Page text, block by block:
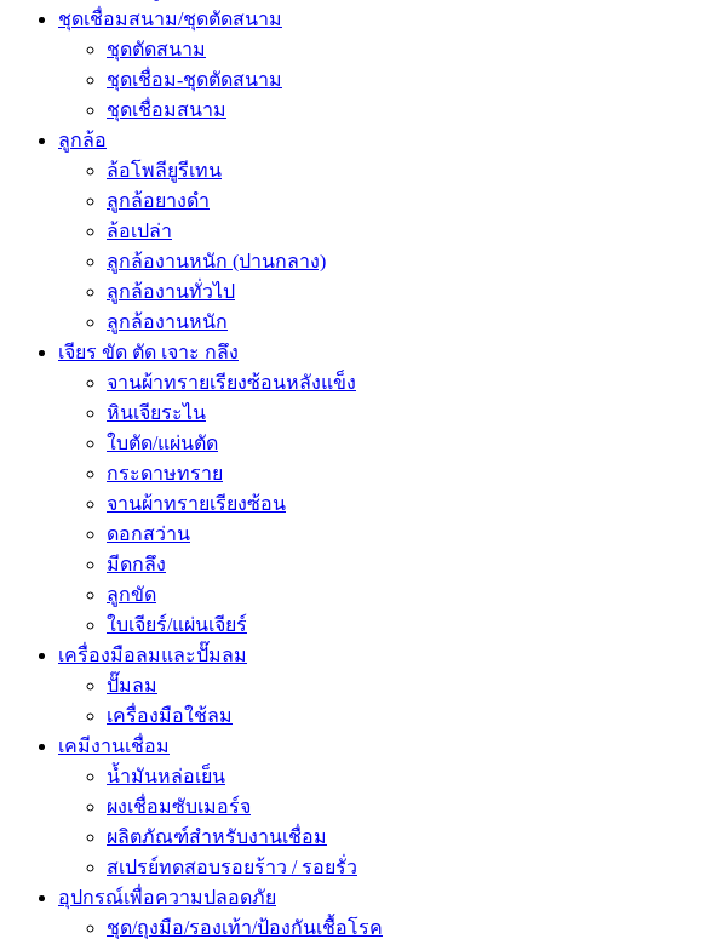
ชุดเชื่อมสนาม/ชุดตัดสนาม
ชุดตัดสนาม
ชุดเชื่อม-ชุดตัดสนาม
ชุดเชื่อมสนาม
ลูกล้อ
ล้อโพลียูรีเทน
ลูกล้อยางดำ
ล้อเปล่า
ลูกล้องานหนัก (ปานกลาง)
ลูกล้องานทั่วไป
ลูกล้องานหนัก
เจียร ขัด ตัด เจาะ กลึง
จานผ้าทรายเรียงซ้อนหลังแข็ง
หินเจียระไน
ใบตัด/แผ่นตัด
กระดาษทราย
จานผ้าทรายเรียงซ้อน
ดอกสว่าน
มีดกลึง
ลูกขัด
ใบเจียร์/แผ่นเจียร์
เครื่องมือลมและปั๊มลม
ปั๊มลม
เครื่องมือใช้ลม
เคมีงานเชื่อม
น้ำมันหล่อเย็น
ผงเชื่อมซับเมอร์จ
ผลิตภัณฑ์สำหรับงานเชื่อม
สเปรย์ทดสอบรอยร้าว / รอยรั่ว
อุปกรณ์เพื่อความปลอดภัย
ชุด/ถุงมือ/รองเท้า/ป้องกันเชื้อโรค